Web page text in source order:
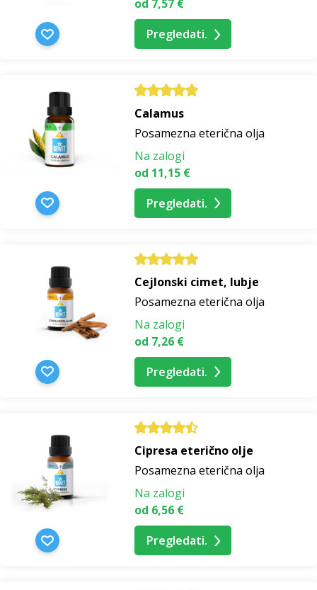
od 7,57 €
Pregledati.
Calamus
Posamezna eterična olja
Na zalogi
od 11,15 €
Pregledati.
Cejlonski cimet, lubje
Posamezna eterična olja
Na zalogi
od 7,26 €
Pregledati.
Cipresa eterično olje
Posamezna eterična olja
Na zalogi
od 6,56 €
Pregledati.